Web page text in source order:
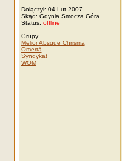
Dołączył: 04 Lut 2007
Skąd: Gdynia Smocza Góra
Status: offline
Grupy:
Melior Absque Chrisma
Omertà
Syndykat
WOM